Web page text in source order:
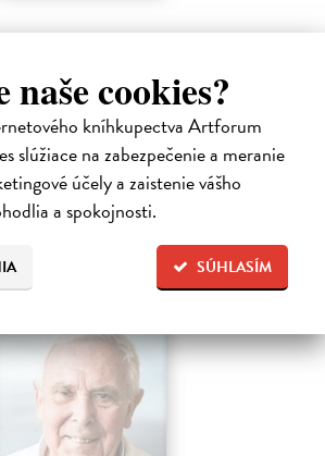
cookies?
kníhkupectva Artforum
slúžiace na zabezpečenie a meranie
účely a zaistenie vášho
a spokojnosti.
SÚHLASÍM
neuronů a vytvářejí naše vědomé